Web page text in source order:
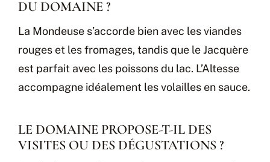
DU DOMAINE ?
La Mondeuse s’accorde bien avec les viandes
rouges et les fromages, tandis que le Jacquère
est parfait avec les poissons du lac. L’Altesse
accompagne idéalement les volailles en sauce.
LE DOMAINE PROPOSE-T-IL DES
VISITES OU DES DÉGUSTATIONS ?